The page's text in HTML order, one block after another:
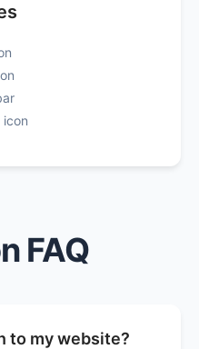
FAQ
to my website?